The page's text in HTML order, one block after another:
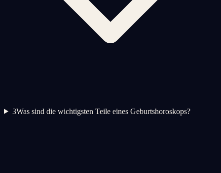
3Was sind die wichtigsten Teile eines Geburtshoroskops?